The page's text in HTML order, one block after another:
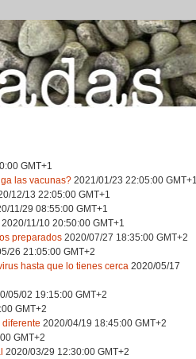
GMT+1
las vacunas? 2021/01/23 22:05:00 GMT+1
12/13 22:05:00 GMT+1
11/29 08:55:00 GMT+1
2020/11/10 20:50:00 GMT+1
preparados 2020/07/27 18:35:00 GMT+2
26 21:05:00 GMT+2
hasta que lo tienes cerca 2020/05/17
05/02 19:15:00 GMT+2
GMT+2
diferente 2020/04/19 18:45:00 GMT+2
GMT+2
2020/03/29 12:30:00 GMT+2